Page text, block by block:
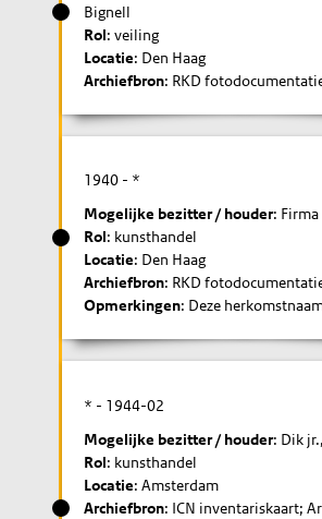
Bignell
Rol: veiling
Locatie: Den Haag
Archiefbron: RKD
1940 - *
Mogelijke bezitter / houder:
Rol: kunsthandel
Locatie: Den Haag
Archiefbron: RKD
Opmerkingen: Deze
* - 1944-02
Mogelijke bezitter / houder: Dik
Rol: kunsthandel
Locatie: Amsterdam
Archiefbron: ICN inventariskaart;